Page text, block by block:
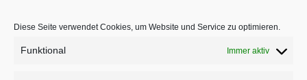
Diese Seite verwendet Cookies, um Website und Service zu optimieren.
Funktional Immer aktiv